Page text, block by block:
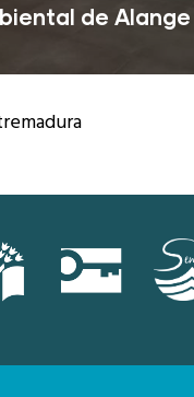
de Alange